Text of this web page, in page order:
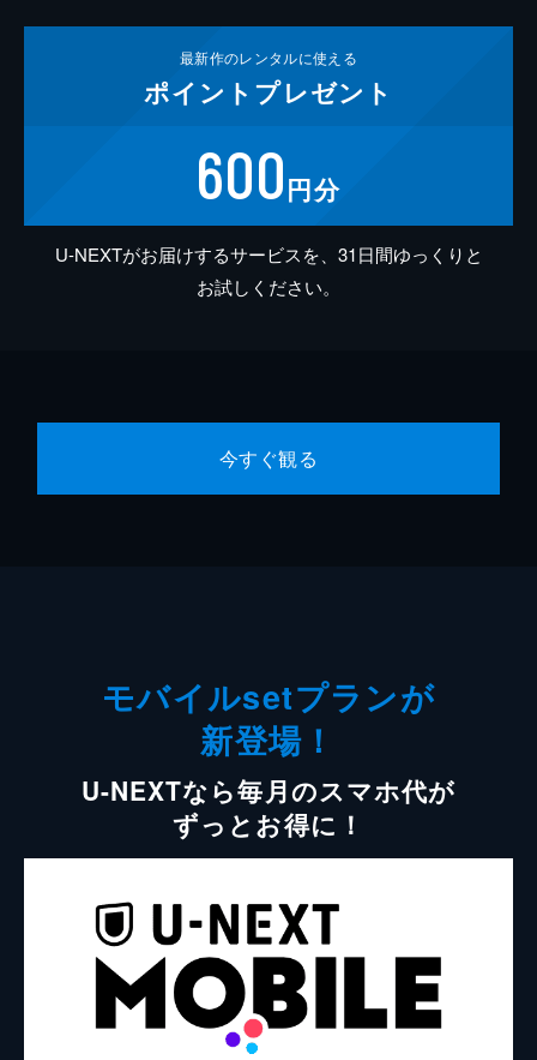
最新作のレンタルに使える
ポイント プレゼント
600円分
U-NEXTがお届けするサービスを、31日間ゆっくりと
お試しください。
今すぐ観る
モバイルsetプランが
新登場！
U-NEXTなら毎月のスマホ代が
ずっとお得に！